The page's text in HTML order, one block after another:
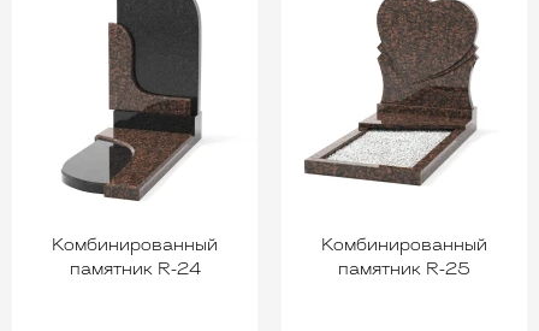
Комбинированный
памятник R-24
Комбинированный
памятник R-25